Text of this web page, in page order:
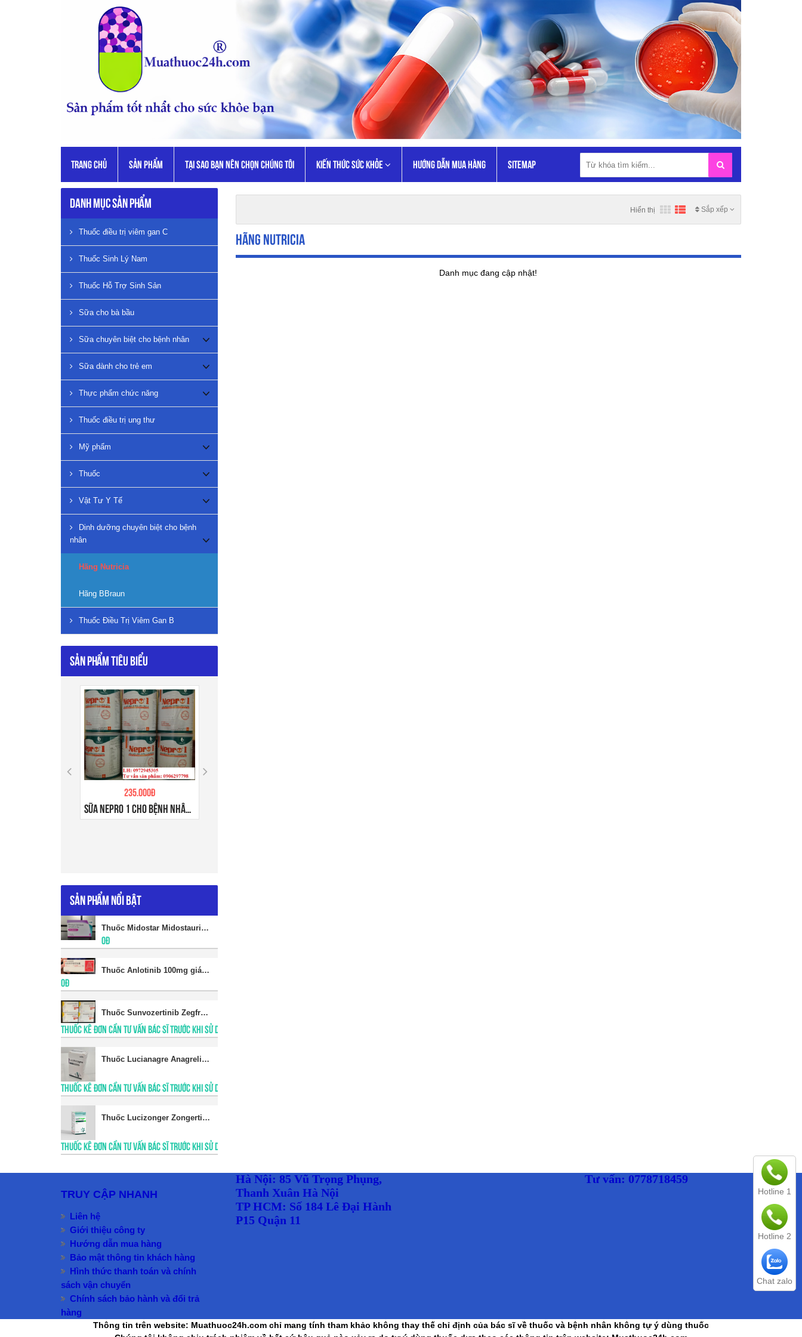
TRANG CHỦ SẢN PHẨM TẠI SAO BẠN NÊN CHỌN CHÚNG TÔI KIẾN THỨC SỨC KHỎE HƯỚNG DẪN MUA HÀNG SITEMAP
Danh mục sản phẩm
Thuốc điều trị viêm gan C
Thuốc Sinh Lý Nam
Thuốc Hỗ Trợ Sinh Sản
Sữa cho bà bầu
Sữa chuyên biệt cho bệnh nhân
Sữa dành cho trẻ em
Thực phẩm chức năng
Thuốc điều trị ung thư
Mỹ phẩm
Thuốc
Vật Tư Y Tế
Dinh dưỡng chuyên biệt cho bệnh
nhân
Hãng Nutricia
Hãng BBraun
Thuốc Điều Trị Viêm Gan B
Sản phẩm tiêu biểu
235.000đ
Sữa Nepro 1 cho bệnh nhân suy thận
Sản phẩm nổi bật
Thuốc Midostar Midostaurin giá bao nhiêu
0đ
Thuốc Anlotinib 100mg giá bao nhiêu
0đ
Thuốc Sunvozertinib Zegfrovy giá bao nhiêu
THUỐC KÊ ĐƠN CẦN TƯ VẤN BÁC SĨ TRƯỚC KHI SỬ DỤNG
​Thuốc Lucianagre Anagrelide giá bao nhiêu
THUỐC KÊ ĐƠN CẦN TƯ VẤN BÁC SĨ TRƯỚC KHI SỬ DỤNG
​Thuốc Lucizonger Zongertinib 60mg giá bao nhiêu
THUỐC KÊ ĐƠN CẦN TƯ VẤN BÁC SĨ TRƯỚC KHI SỬ DỤNG
Sắp xếp
Hiển thị
Hãng Nutricia
Danh mục đang cập nhật!
TRUY CẬP NHANH
Liên hệ
Giới thiệu công ty
Hướng dẫn mua hàng
Bảo mật thông tin khách hàng
Hình thức thanh toán và chính
sách vận chuyển
Chính sách bảo hành và đổi trả
hàng
Hà Nội: 85 Vũ Trọng Phụng,
Thanh Xuân Hà Nội
TP HCM: Số 184 Lê Đại Hành
P15 Quận 11
Tư vấn: 0778718459
Thông tin trên website: Muathuoc24h.com chỉ mang tính tham khảo không thay thế chỉ định của bác sĩ về thuốc và bệnh nhân không tự ý dùng thuốc
Hotline 1
Hotline 2
Chat zalo